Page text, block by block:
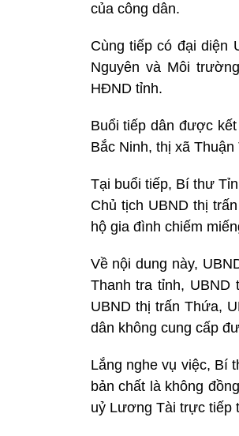
của công dân.
Cùng tiếp có đại diện
Nguyên và Môi
HĐND tỉnh.
Buổi tiếp dân được
Bắc Ninh, thị xã
Tại buổi tiếp, Bí thư
Chủ tịch UBND thị
hộ gia đình chiếm
Về nội dung này,
Thanh tra tỉnh,
UBND thị trấn Thứa,
dân không cung cấp
Lắng nghe vụ việc, Bí
bản chất là không
uỷ Lương Tài trực tiếp